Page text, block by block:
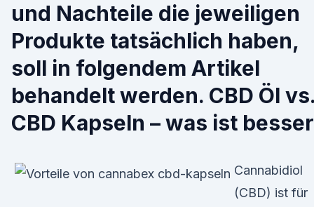
und Nachteile die jeweiligen
Produkte tatsächlich haben,
soll in folgendem Artikel
behandelt werden. CBD Öl
CBD Kapseln – was ist
Cannabidiol
(CBD) ist für